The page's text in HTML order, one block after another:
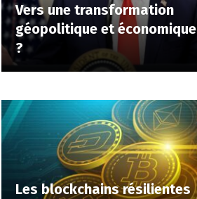
Vers une transformation
géopolitique et économique
?
Les blockchains résilientes